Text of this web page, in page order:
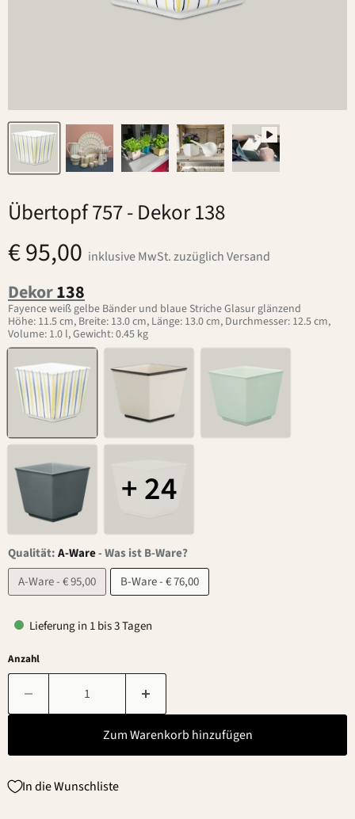
Übertopf 757- Dekor 138
€ 95,00 inklusive MwSt. zuzüglich Versand
Dekor138
Fayence weiß gelbe Bänder und blaue Striche Glasur glänzend
Höhe: 11.5 cm, Breite: 13.0 cm, Länge: 13.0 cm, Durchmesser: 12.5 cm,
Volume: 1.0 l, Gewicht: 0.45 kg
+ 24
Qualität:A-Ware-Was ist B-Ware?
A-Ware - € 95,00
B-Ware - € 76,00
Lieferung in 1 bis 3 Tagen
Anzahl
Zum Warenkorb hinzufügen
In die Wunschliste